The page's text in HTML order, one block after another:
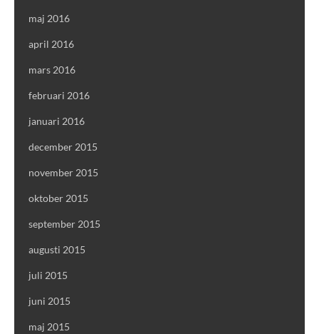
maj 2016
april 2016
mars 2016
februari 2016
januari 2016
december 2015
november 2015
oktober 2015
september 2015
augusti 2015
juli 2015
juni 2015
maj 2015